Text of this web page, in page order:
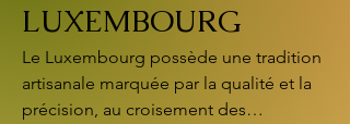
LUXEMBOURG
Le Luxembourg possède une tradition
artisanale marquée par la qualité et la
précision, au croisement des